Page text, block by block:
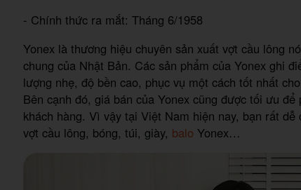
- Chính thức ra mắt: Tháng 6/1958
Yonex là thương hiệu chuyên sản xuất vợt cầu lông
chung của Nhật Bản. Các sản phẩm của Yonex ghi
lượng nhẹ, độ bền cao, phục vụ một cách tốt nhất
Bên cạnh đó, giá bán của Yonex cũng được tối ưu
khách hàng. Vì vậy tại Việt Nam hiện nay, bạn rất
vợt cầu lông, bóng, túi, giày, balo Yonex…